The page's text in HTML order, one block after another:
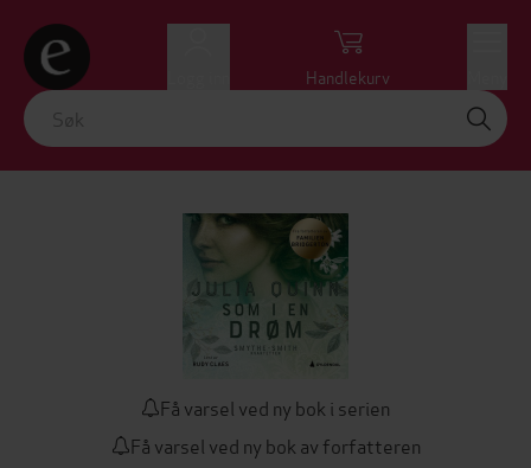
Handlekurv
Få varsel ved ny bok i serien
Få varsel ved ny bok av forfatteren